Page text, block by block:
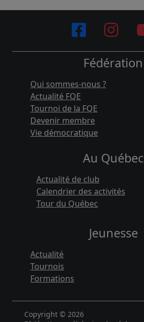
Fédération
Qui sommes-nous ?
Actualité FQE
Tournoi de la FQE
Devenir membre
Vie démocratique
Au Québec
Actualité de club
Calendrier des activités
Tour du Québec
Jeunesse
Actualité
Tournois
Formations
Copyright © 2026